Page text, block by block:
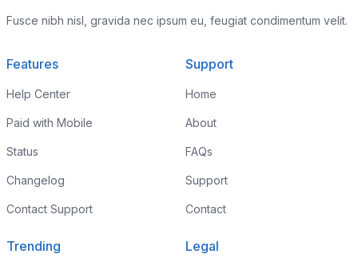
Fusce nibh nisl, gravida nec ipsum eu, feugiat condimentum velit.
Features
Help Center
Paid with Mobile
Status
Changelog
Contact Support
Support
Home
About
FAQs
Support
Contact
Trending Legal